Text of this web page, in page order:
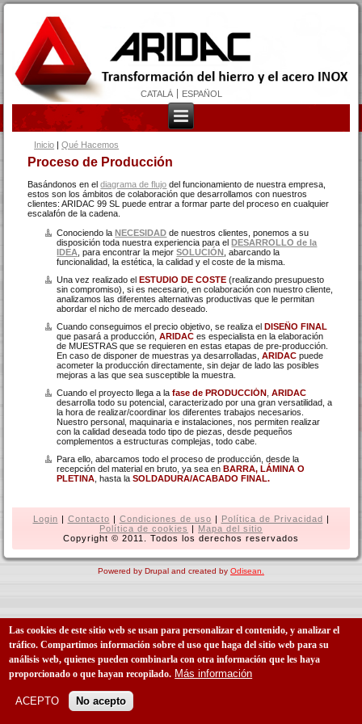
CATALÀ ESPAÑOL
Se encuentra usted aquí
Inicio |Qué Hacemos
Proceso de Producción
Basándonos en eldiagrama de flujo del funcionamiento de nuestra empresa,
estos son los ámbitos de colaboración que desarrollamos con nuestros
clientes: ARIDAC 99 SL puede entrar a formar parte del proceso en cualquier
escalafón de la cadena.
Conociendo laNECESIDAD de nuestros clientes, ponemos a su
disposición toda nuestra experiencia para elDESARROLLO de la
IDEA , para encontrar la mejorSOLUCIÓN , abarcando la
funcionalidad, la estética, la calidad y el coste de la misma.
Una vez realizado elESTUDIO DE COSTE (realizando presupuesto
sin compromiso), si es necesario, en colaboración con nuestro cliente,
analizamos las diferentes alternativas productivas que le permitan
abordar el nicho de mercado deseado.
Cuando conseguimos el precio objetivo, se realiza elDISEÑO FINAL
que pasará a producción,ARIDACes especialista en la elaboración
de MUESTRAS que se requieren en estas etapas de pre-producción.
En caso de disponer de muestras ya desarrolladas,ARIDACpuede
acometer la producción directamente, sin dejar de lado las posibles
mejoras a las que sea susceptible la muestra.
Cuando el proyecto llega a lafase de PRODUCCIÓN ,ARIDAC
desarrolla todo su potencial, caracterizado por una gran versatilidad, a
la hora de realizar/coordinar los diferentes trabajos necesarios.
Nuestro personal, maquinaria e instalaciones, nos permiten realizar
con la calidad deseada todo tipo de piezas, desde pequeños
complementos a estructuras complejas, todo cabe.
Para ello, abarcamos todo el proceso de producción, desde la
recepción del material en bruto, ya sea en BARRA, LÁMINA O
PLETINA , hasta laSOLDADURA/ACABADO FINAL.
Login | Contacto | Condiciones de uso | Política de Privacidad |
Política de cookies | Mapa del sitio
Copyright © 2011. Todos los derechos reservados
Powered by Drupal and created by Odisean.
Las cookies de este sitio web se usan para personalizar el contenido, y analizar el
tráfico. Compartimos información sobre el uso que haga del sitio web para su
análisis web, quienes pueden combinarla con otra información que les haya
proporcionado o que hayan recopilado. Más información
ACEPTO No acepto